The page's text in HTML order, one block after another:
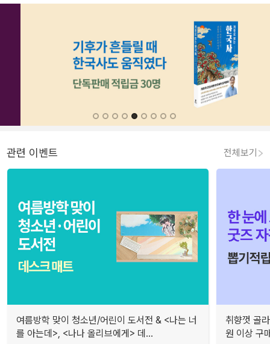
관련 이벤트 전체보기
여름방학 맞이 청소년/어린이 도서전 & <나는 너
를 아는데>, <나나 올리브에게> 데...
취향껏 골
원 이상 구